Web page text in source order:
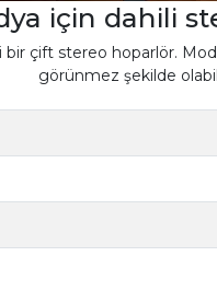
için dahili
çift stereo hoparlör.
görünmez şekilde